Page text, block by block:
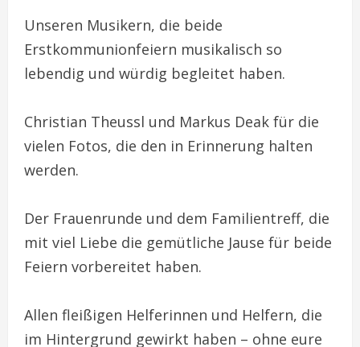
Unseren Musikern, die beide
Erstkommunionfeiern musikalisch so
lebendig und würdig begleitet haben.
Christian Theussl und Markus Deak für die
vielen Fotos, die den in Erinnerung halten
werden.
Der Frauenrunde und dem Familientreff, die
mit viel Liebe die gemütliche Jause für beide
Feiern vorbereitet haben.
Allen fleißigen Helferinnen und Helfern, die
im Hintergrund gewirkt haben – ohne eure